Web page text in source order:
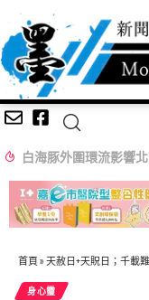
白海豚外圍環流影響
首頁 » 天赦日+天貺日；千載
身心𩆜